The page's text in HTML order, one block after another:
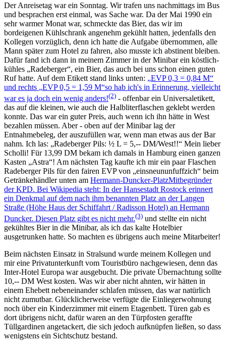
Der Anreisetag war ein Sonntag. Wir trafen uns nachmittags im Bus
und besprachen erst einmal, was Sache war. Da der Mai 1990 ein
sehr warmer Monat war, schmeckte das Bier, das wir im
bordeigenen Kühlschrank angenehm gekühlt hatten, jedenfalls den
Kollegen vorzüglich, denn ich hatte die Aufgabe übernommen, alle
Mann später zum Hotel zu fahren, also musste ich abstinent bleiben.
Dafür fand ich dann in meinem Zimmer in der Minibar ein köstlich-
kühles
Radeberger , ein Bier, das auch bei uns schon einen guten
Ruf hatte. Auf dem Etikett stand links unten:
EVP 0,3 = 0,84 M
und rechts
EVP 0,5 = 1,59 M so hab ich's in Erinnerung, vielleicht
war es ja doch ein wenig anders!(2) - offenbar ein Universaletikett,
das auf die kleinen, wie auch die Halbliterflaschen geklebt werden
konnte. Das war ein guter Preis, auch wenn ich ihn hätte in West
bezahlen müssen. Aber - oben auf der Minibar lag der
Entnahmebeleg, der auszufüllen war, wenn man etwas aus der Bar
nahm. Ich las:
Radeberger Pils: ½ L = 5,-- DM/West!!
Mein lieber
Scholli! Für 13,99 DM bekam ich damals in Hamburg einen ganzen
Kasten
Astra ! Am nächsten Tag kaufte ich mir ein paar Flaschen
Radeberger Pils für den fairen EVP von
einsneununfuffzich
beim
Getränkehändler unten am Hermann-Duncker-PlatzMitbegründer
der KPD. Bei Wikipedia steht: In der Hansestadt Rostock erinnert
ein Denkmal auf dem nach ihm benannten Platz an der Langen
Straße (Höhe Haus der Schiffahrt / Radisson Hotel) an Hermann
Duncker. Diesen Platz gibt es nicht mehr.(3) und stellte ein nicht
gekühltes Bier in die Minibar, als ich das kalte Hotelbier
ausgetrunken hatte. So machten es übrigens auch meine Mitarbeiter!
Beim nächsten Einsatz in Stralsund wurde meinem Kollegen und
mir eine Privatunterkunft vom Touristbüro nachgewiesen, denn das
Inter-Hotel Europa war ausgebucht. Die private Übernachtung sollte
10,-- DM West kosten. Was wir aber nicht ahnten, wir hätten in
einem Ehebett nebeneinander schlafen müssen, das war natürlich
nicht zumutbar. Glücklicherweise verfügte die Einliegerwohnung
noch über ein Kinderzimmer mit einem Etagenbett. Türen gab es
dort übrigens nicht, dafür waren an den Türpfosten geraffte
Tüllgardinen angetackert, die sich jedoch aufknüpfen ließen, so dass
wenigstens ein Sichtschutz bestand.